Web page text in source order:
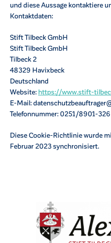
und diese Aussage kontaktiere
Kontaktdaten:
Stift Tilbeck GmbH
Stift Tilbeck GmbH
Tilbeck 2
48329 Havixbeck
Deutschland
Website: https://www.stift-
E-Mail:
Telefonnummer: 0251/8901-326
Diese Cookie-Richtlinie wurde
Februar 2023 synchronisiert.